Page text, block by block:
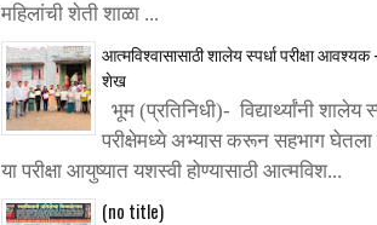
महिलांची शेती शाळा ...
आत्मविश्वासासाठी शालेय स्पर्धा परीक्षा
शेख
भूम (प्रतिनिधी)- विद्यार्थ्यांनी शालेय
परीक्षेमध्ये अभ्यास करून सहभाग घेतला
या परीक्षा आयुष्यात यशस्वी होण्यासाठी आत्मविश...
(no title)